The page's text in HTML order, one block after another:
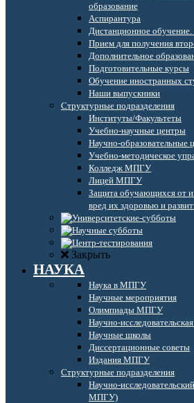
образование
Аспирантура
Дистанционное
Прием для получения
Дополнительное
Подготовительные курсы
Обучение иностранных
Наши выпускники
Структурные подразделения
Институты/Факультеты
Учебно-научные центры
Научно-образовательные
Учебно-методическое
Колледж МПГУ
Лицей МПГУ
Защита обучающихся от
вред их здоровью и
Закрыть
НАУКА
Наука в МПГУ
Научные мероприятия
Олимпиады МПГУ
Научно-
Научные школы
Диссертационные советы
Издания МПГУ
Структурные подразделения
Научно-
МПГУ)